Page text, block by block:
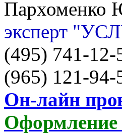
Пархоменко
эксперт
(495) 741-12-
(965) 121-94-
Он-лайн